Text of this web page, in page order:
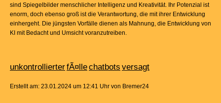
sind Spiegelbilder menschlicher Intelligenz und Kreativität. Ihr Potenzial ist
enorm, doch ebenso groß ist die Verantwortung, die mit ihrer Entwicklung
einhergeht. Die jüngsten Vorfälle dienen als Mahnung, die Entwicklung von
KI mit Bedacht und Umsicht voranzutreiben.
unkontrollierterfÃ¤llechatbots versagt
Erstellt am: 23.01.2024 um 12:41 Uhr von Bremer24